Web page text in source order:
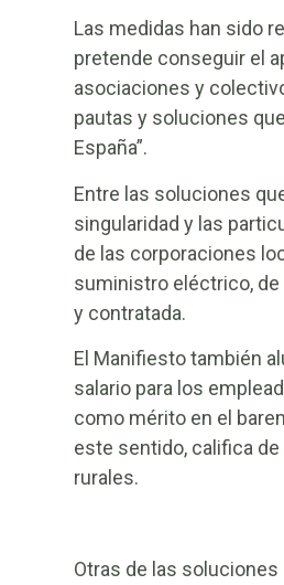
Las medidas han sido
pretende conseguir el
asociaciones y
pautas y soluciones
España”.
Entre las soluciones
singularidad y las
de las corporaciones
suministro eléctrico, de
y contratada.
El Manifiesto también
salario para los
como mérito en el
este sentido, califica
rurales.
Otras de las